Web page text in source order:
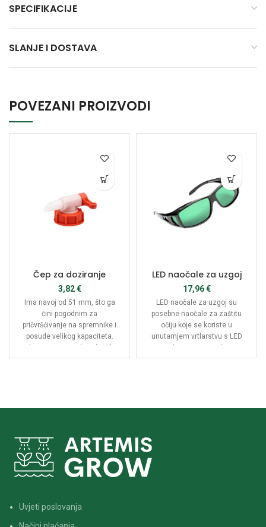
SPECIFIKACIJE
SLANJE I DOSTAVA
POVEZANI PROIZVODI
Čep za doziranje
3,82€
Ima navoj od 51 mm, što ga
čini pogodnim za
pričvršćivanje na spremnike i
posude velikog kapaciteta.
Također ima protok vode od 5
l / min, što omogućuje
LED naočale za uzgoj
17,96€
LED naočale za uzgoj su
posebne naočale za zaštitu
očiju koje se koriste u
unutarnjem vrtlarstvu s LED
svjetlima. LED svjetla su
popularna u unutarnjem
Uvjeti poslovanja